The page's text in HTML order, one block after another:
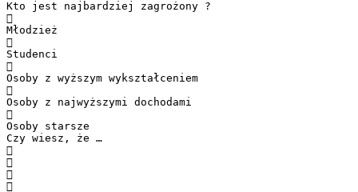
Kto jest najbardziej zagrożony ?

Młodzież

Studenci

Osoby z wyższym wykształceniem

Osoby z najwyższymi dochodami

Osoby starsze
Czy wiesz, że …



